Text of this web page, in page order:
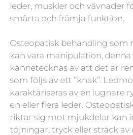
leder, muskler och vävnader
smärta och främja funktion.
Osteopatisk behandling som
kan vara manipulation,
kännetecknas av att det är
som följs av ett ”knak”.
karaktäriseras av en lugnare
en eller flera leder.
riktar sig mot mjukdelar kan
töjningar, tryck eller sträck av